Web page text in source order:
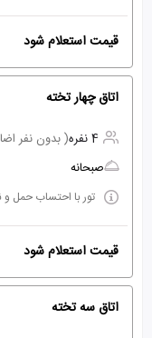
قیمت استعلام شود
اتاق چهار تخته
4 نفره
( بدون نفر
صبحانه
تور با احتساب حمل
قیمت استعلام شود
اتاق سه تخته